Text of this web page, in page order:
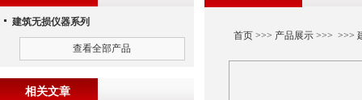
首页>>> 产品展示>>> >>>
建筑无损仪器系列
查看全部产品
相关文章